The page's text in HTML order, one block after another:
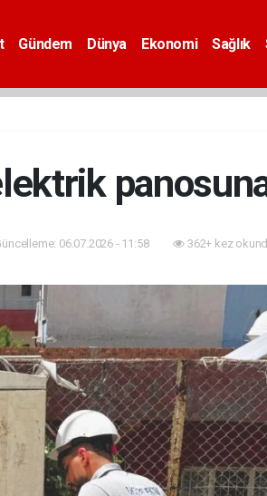
Gündem Dünya Ekonomi Sağlık
06.07.2026 - 11:58 362+ kez